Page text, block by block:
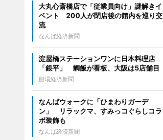
大丸心斎橋店で「従業員向け」謎解きイ
ベント 200人が閉店後の館内を巡り交
流
なんば経済新聞
淀屋橋ステーションワンに日本料理店
「銀平」 鯛飯が看板、大阪は5店舗目
船場経済新聞
なんばウォークに「ひまわりガーデ
ン」 リラックマ、すみっコぐらしコラ
ボ装飾も
なんば経済新聞